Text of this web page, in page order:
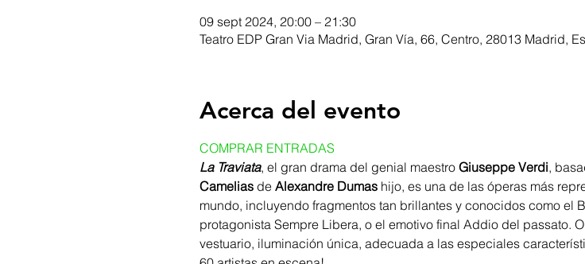
09 sept 2024, 20:00 – 21:30
Teatro EDP Gran Via Madrid, Gran Vía, 66, Centro, 28013 Madrid,
Acerca del evento
COMPRAR ENTRADAS
La Traviata, el gran drama del genial maestro Giuseppe Verdi,
Camelias de Alexandre Dumas hijo, es una de las óperas más
mundo, incluyendo fragmentos tan brillantes y conocidos como el
protagonista Sempre Libera, o el emotivo final Addio del passato.
vestuario, iluminación única, adecuada a las especiales